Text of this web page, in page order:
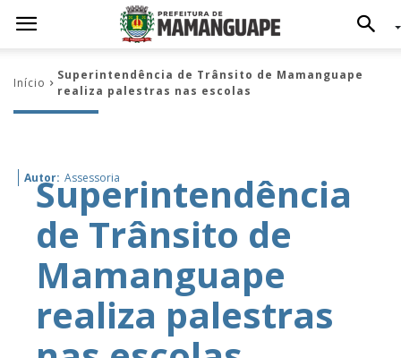
Início
Superintendência de Trânsito de Mamanguape
realiza palestras nas escolas
Autor: Assessoria
Superintendência
de Trânsito de
Mamanguape
realiza palestras